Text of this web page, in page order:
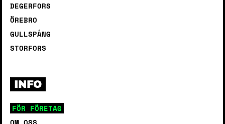
DEGERFORS
ÖREBRO
GULLSPÅNG
STORFORS
INFO
FÖR FÖRETAG